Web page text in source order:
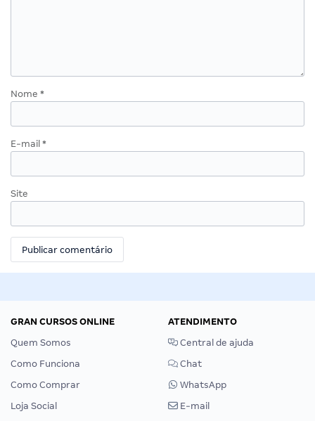
Nome *
E-mail *
Site
GRAN CURSOS ONLINE
Quem Somos
Como Funciona
Como Comprar
Loja Social
ATENDIMENTO
Central de ajuda
Chat
WhatsApp
E-mail